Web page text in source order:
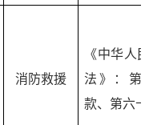
消防救援
《中华人
法》：第
款、第六